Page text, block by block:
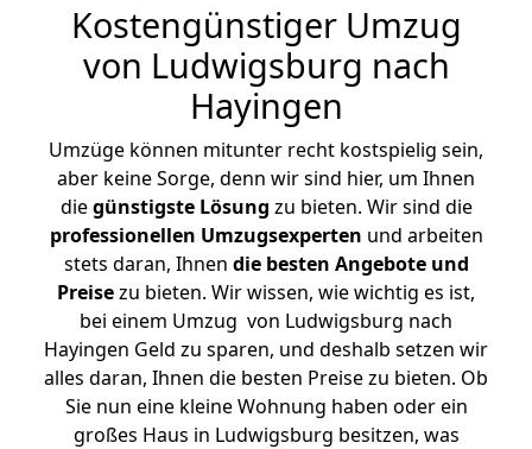
Kostengünstiger Umzug
von Ludwigsburg nach
Hayingen
Umzüge können mitunter recht kostspielig sein,
aber keine Sorge, denn wir sind hier, um Ihnen
diegünstigste Lösung zu bieten. Wir sind die
professionellen Umzugsexperten und arbeiten
stets daran, Ihnen die besten Angebote und
Preisezu bieten. Wir wissen, wie wichtig es ist,
bei einem Umzug von Ludwigsburg nach
Hayingen Geld zu sparen, und deshalb setzen wir
alles daran, Ihnen die besten Preise zu bieten. Ob
Sie nun eine kleine Wohnung haben oder ein
großes Haus in Ludwigsburg besitzen, was